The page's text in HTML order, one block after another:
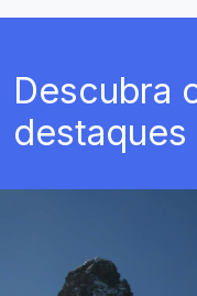
Descubra